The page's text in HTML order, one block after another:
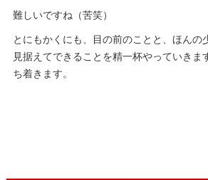
難しいですね（苦笑）
とにもかくにも、目の前のことと、ほんの
見据えてできることを精一杯やっていきま
ち着きます。